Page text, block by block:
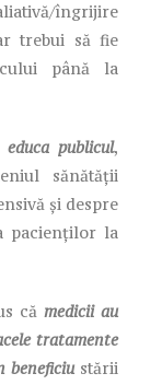
îngrijire
trebui să fie
până la
publicul,
sănătății
și despre
pacienților la
că medicii au
tratamente
beneficiustării